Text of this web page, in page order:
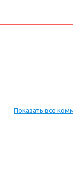
Показать все